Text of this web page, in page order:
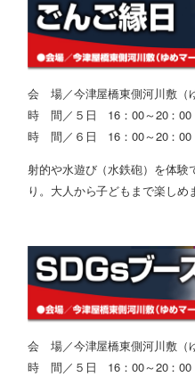
会 場／今津屋橋東側河川敷（
時 間／５日 16：00～20：00
時 間／６日 16：00～20：00
射的や水遊び（水鉄砲）を体験
り。大人から子どもまで楽しめ
会 場／今津屋橋東側河川敷（
時 間／５日 16：00～20：00